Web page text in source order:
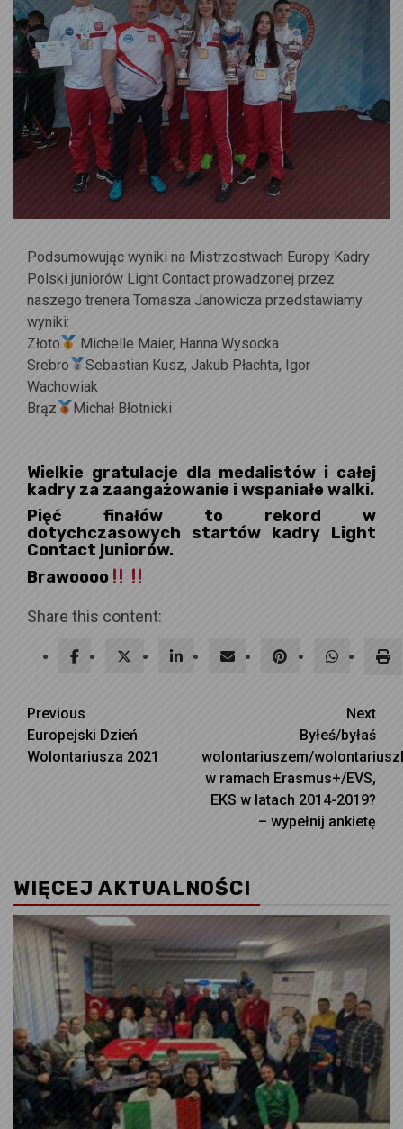
Podsumowując wyniki na Mistrzostwach Europy Kadry
Polski juniorów Light Contact prowadzonej przez
naszego trenera Tomasza Janowicza przedstawiamy
wyniki:
Złoto
Michelle Maier, Hanna Wysocka
Srebro
Sebastian Kusz, Jakub Płachta, Igor
Wachowiak
Brąz
Michał Błotnicki
Wielkie gratulacje dla medalistów i całej
kadry za zaangażowanie i wspaniałe walki.
Pięć finałów to rekord w
dotychczasowych startów kadry Light
Contact juniorów.
Brawoooo
Share this content:
Continue
Reading
Previous
Europejski Dzień
Wolontariusza 2021
Next
Byłeś/byłaś
wolontariuszem/
w ramach Erasmus+/EVS,
EKS w latach 2014-2019?
– wypełnij ankietę
WIĘCEJ AKTUALNOŚCI